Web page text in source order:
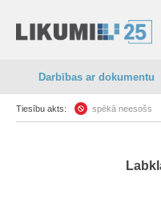
Darbības ar dokumentu
Tiesību akts: spēkā neesošs